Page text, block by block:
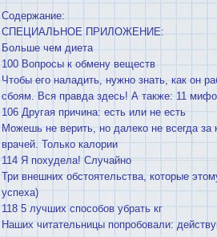
Содержание:
СПЕЦИАЛЬНОЕ ПРИЛОЖЕНИЕ:
Больше чем диета
100 Вопросы к обмену веществ
Чтобы его наладить, нужно знать, как он
сбоям. Вся правда здесь! А также: 11
106 Другая причина: есть или не есть
Можешь не верить, но далеко не всегда
врачей. Только калории
114 Я похудела! Случайно
Три внешних обстоятельства, которые
успеха)
118 5 лучших способов убрать кг
Наших читательницы попробовали: